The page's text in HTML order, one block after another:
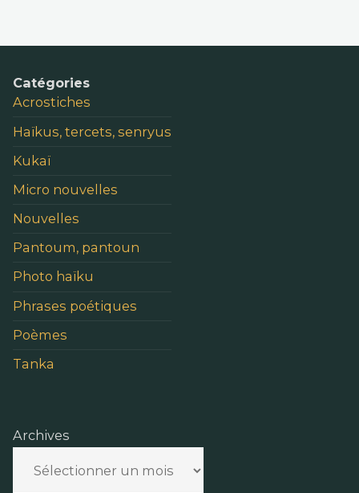
Catégories
Acrostiches
Haïkus, tercets, senryus
Kukaï
Micro nouvelles
Nouvelles
Pantoum, pantoun
Photo haïku
Phrases poétiques
Poèmes
Tanka
Archives